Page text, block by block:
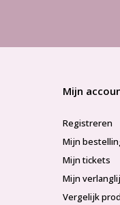
Mijn
Registreren
Mijn
Mijn tickets
Mijn
Vergelijk